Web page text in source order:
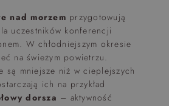
nad morzem przygotowują
uczestników konferencji
W chłodniejszym okresie
na świeżym powietrzu.
są mniejsze niż w cieplejszych
ich na przykład
dorsza – aktywność